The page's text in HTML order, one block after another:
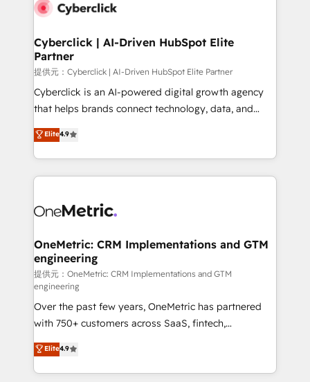
Cyberclick | AI-Driven HubSpot Elite
Partner
提供元：Cyberclick | AI-Driven HubSpot Elite Partner
Cyberclick is an AI-powered digital growth agency
that helps brands connect technology, data, and
creativity to achieve measurable results. Founded in
Barcelona and operating across Spain, LATAM, and
the UK, we support global companies in building
smarter marketing, sales, and customer success
Iberia (Spain & Portugal), we combine human insight
growth. Our multidisciplinary team designs solutions
that simplify complexity, boost performance, and
turn innovation into real impact. 🌍 Highlights •
HubSpot Partner since 2012 • 2022 EMEA Impact
Award: Best Integration • 150+ successful HubSpot
projects • Clients in 30+ industries • Proprietary
technology for integrations • Multilingual team:
English, Spanish, Portuguese & Italian 👉 Grow
smarter with AI and HubSpot.
Elite4.9
OneMetric: CRM Implementations and GTM
engineering
提供元：OneMetric: CRM Implementations and GTM
engineering
Over the past few years, OneMetric has partnered
with 750+ customers across SaaS, fintech,
healthcare, real estate, and other industries. With
150+ HubSpot-certified experts, we deliver scalable
solutions to complex GTM and RevOps challenges.
Elite4.9